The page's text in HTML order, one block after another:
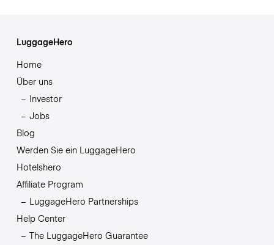
LuggageHero
Home
Über uns
Investor
Jobs
Blog
Werden Sie ein LuggageHero
Hotelshero
Affiliate Program
LuggageHero Partnerships
Help Center
The LuggageHero Guarantee